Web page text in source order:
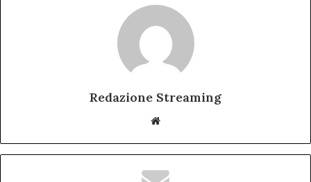
Redazione Streaming